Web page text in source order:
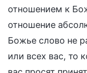
отношением к
отношение
Божье слово не
или всех вас, то